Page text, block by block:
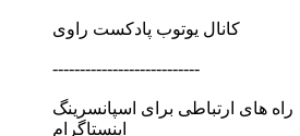
کانال یوتوب پادکست راوی
---------------------------
راه های ارتباطی برای اسپانسرینگ
اینستاگرام